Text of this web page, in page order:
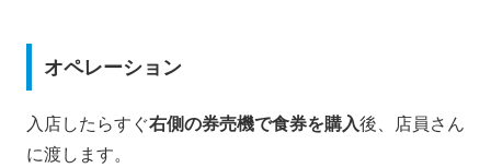
オペレーション
入店したらすぐ右側の券売機で食券を購入後、店員さん
に渡します。